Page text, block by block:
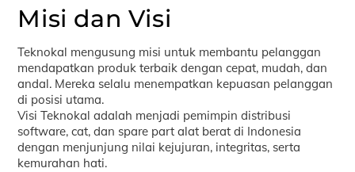
Misi dan Visi
Teknokal mengusung misi untuk membantu pelanggan
mendapatkan produk terbaik dengan cepat, mudah, dan
andal. Mereka selalu menempatkan kepuasan pelanggan
di posisi utama.
Visi Teknokal adalah menjadi pemimpin distribusi
software, cat, dan spare part alat berat di Indonesia
dengan menjunjung nilai kejujuran, integritas, serta
kemurahan hati.